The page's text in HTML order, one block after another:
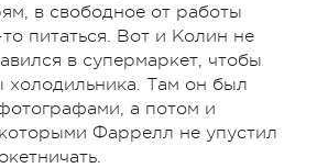
в свободное от работы
питаться. Вот и Колин не
в супермаркет, чтобы
холодильника. Там он был
а потом и
Фаррелл не упустил